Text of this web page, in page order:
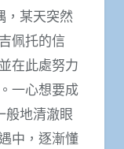
，某天突然
佩托的信
在此處努力
一心想要成
般地清澈眼
中，逐漸懂